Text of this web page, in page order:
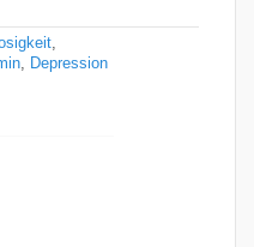
Depression